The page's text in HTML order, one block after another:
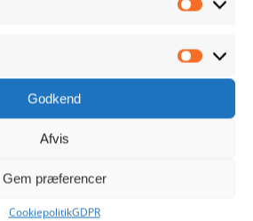
Godkend
Afvis
Gem præferencer
CookiepolitikGDPR
Skydning – Parasport